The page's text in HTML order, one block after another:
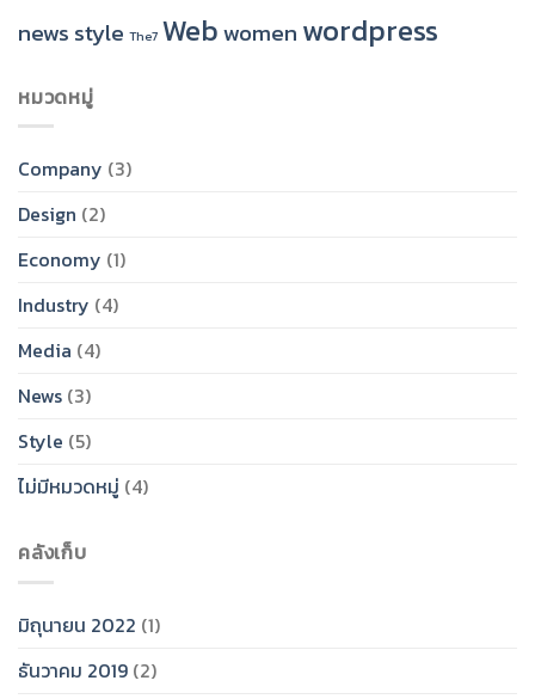
news style The7 Webwomen wordpress
หมวดหมู่
Company (3)
Design (2)
Economy (1)
Industry (4)
Media (4)
News (3)
Style (5)
ไม่มีหมวดหมู่ (4)
คลังเก็บ
มิถุนายน 2022 (1)
ธันวาคม 2019 (2)